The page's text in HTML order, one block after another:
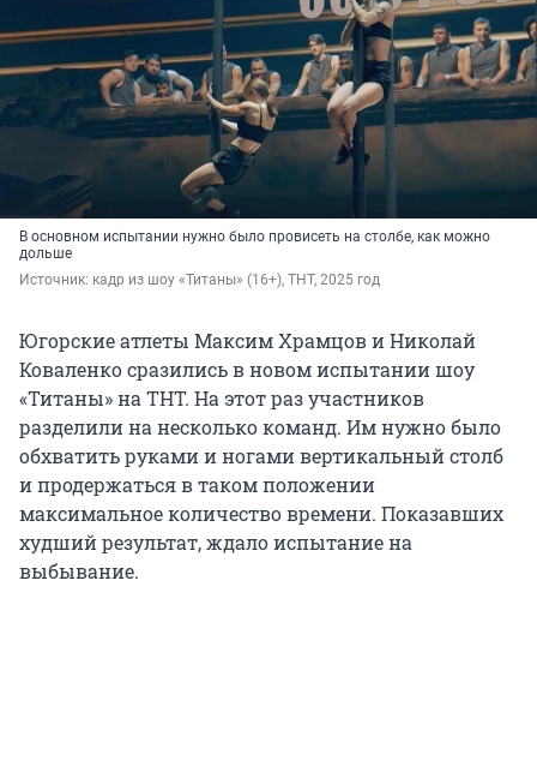
В основном испытании нужно было провисеть на столбе, как можно
дольше
Источник: кадр из шоу «Титаны» (16+), ТНТ, 2025 год
Югорские атлеты Максим Храмцов и Николай
Коваленко сразились в новом испытании шоу
«Титаны» на ТНТ. На этот раз участников
разделили на несколько команд. Им нужно было
обхватить руками и ногами вертикальный столб
и продержаться в таком положении
максимальное количество времени. Показавших
худший результат, ждало испытание на
выбывание.